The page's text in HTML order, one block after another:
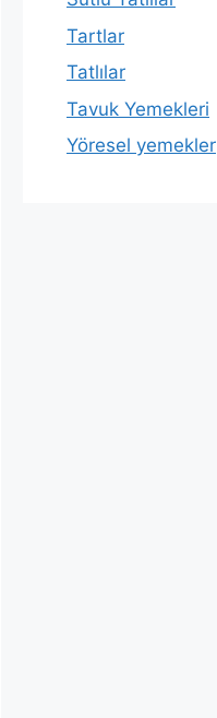
Tartlar
Tatlılar
Tavuk Yemekleri
Yöresel yemekler